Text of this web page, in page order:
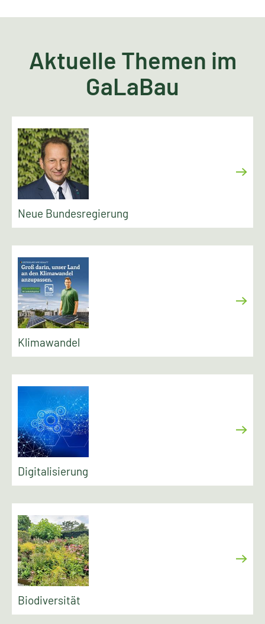
Aktuelle Themen im
GaLaBau
Neue Bundesregierung
Klimawandel
Digitalisierung
Biodiversität